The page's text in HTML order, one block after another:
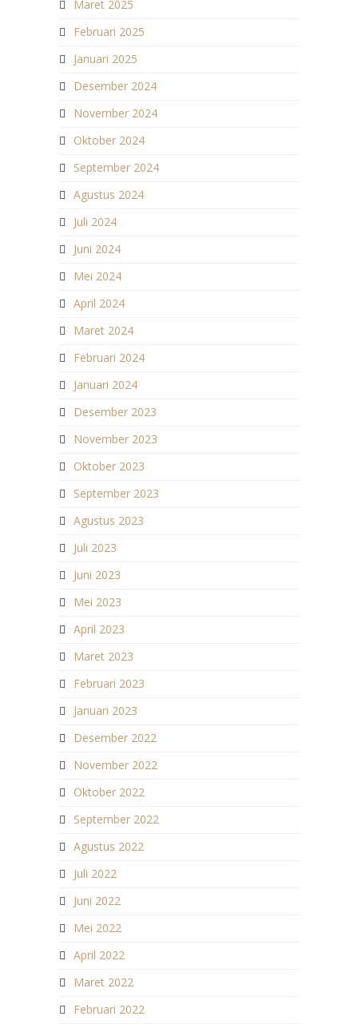
Maret 2025
Februari 2025
Januari 2025
Desember 2024
November 2024
Oktober 2024
September 2024
Agustus 2024
Juli 2024
Juni 2024
Mei 2024
April 2024
Maret 2024
Februari 2024
Januari 2024
Desember 2023
November 2023
Oktober 2023
September 2023
Agustus 2023
Juli 2023
Juni 2023
Mei 2023
April 2023
Maret 2023
Februari 2023
Januari 2023
Desember 2022
November 2022
Oktober 2022
September 2022
Agustus 2022
Juli 2022
Juni 2022
Mei 2022
April 2022
Maret 2022
Februari 2022